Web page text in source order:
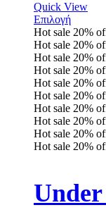
Quick View
Επιλογή
Hot sale 20%
Hot sale 20%
Hot sale 20%
Hot sale 20%
Hot sale 20%
Hot sale 20%
Hot sale 20%
Hot sale 20%
Hot sale 20%
Hot sale 20%